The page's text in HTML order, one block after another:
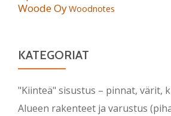
Woode OyWoodnotes
KATEGORIAT
"Kiinteä" sisustus – pinnat, värit,
Alueen rakenteet ja varustus